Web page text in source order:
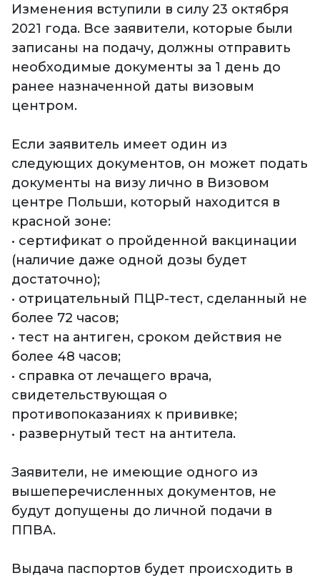
Изменения вступили в силу 23 октября
2021 года. Все заявители, которые были
записаны на подачу, должны отправить
необходимые документы за 1 день до
ранее назначенной даты визовым
центром.
Если заявитель имеет один из
следующих документов, он может подать
документы на визу лично в Визовом
центре Польши, который находится в
красной зоне:
• сертификат о пройденной вакцинации
(наличие даже одной дозы будет
достаточно);
• отрицательный ПЦР-тест, сделанный не
более 72 часов;
• тест на антиген, сроком действия не
более 48 часов;
• справка от лечащего врача,
свидетельствующая о
противопоказаниях к прививке;
• развернутый тест на антитела.
Заявители, не имеющие одного из
вышеперечисленных документов, не
будут допущены до личной подачи в
ППВА.
Выдача паспортов будет происходить в